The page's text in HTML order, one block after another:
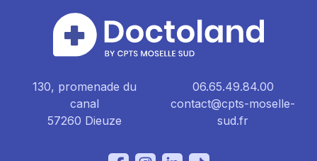
130, promenade du
canal
57260 Dieuze
06.65.49.84.00
contact@cpts-moselle-
sud.fr